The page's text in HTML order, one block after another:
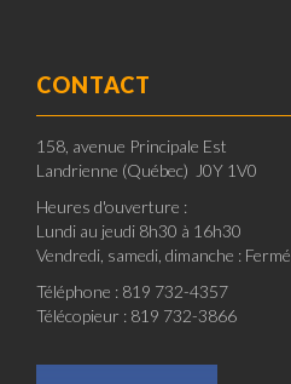
CONTACT
158, avenue Principale Est
Landrienne (Québec) J0Y 1V0
Heures d'ouverture :
Lundi au jeudi 8h30 à 16h30
Vendredi, samedi, dimanche : Fermé
Téléphone : 819 732-4357
Télécopieur : 819 732-3866